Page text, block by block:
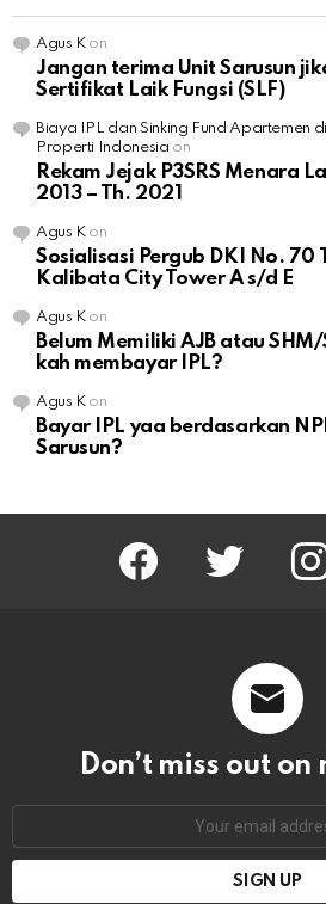
Agus Kon
Jangan terima Unit Sarusun
Sertifikat Laik Fungsi (SLF)
Biaya IPL dan Sinking Fund Apartemen
Properti Indonesia on
Rekam Jejak P3SRS Menara
2013 – Th. 2021
Agus Kon
Sosialisasi Pergub DKI No. 70
Kalibata City Tower A s/d E
Agus Kon
Belum Memiliki AJB atau
kah membayar IPL?
Agus Kon
Bayar IPL yaa berdasarkan
Sarusun?
facebook twitter
Don’t miss out on